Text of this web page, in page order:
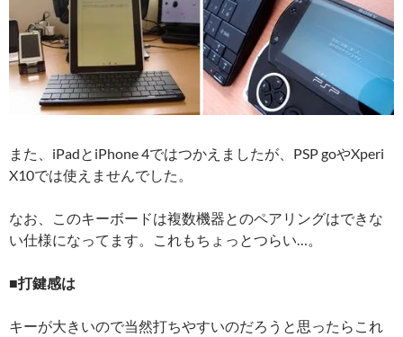
また、iPadとiPhone 4ではつかえましたが、PSP goやXperi
X10では使えませんでした。
なお、このキーボードは複数機器とのペアリングはできな
い仕様になってます。これもちょっとつらい…。
■打鍵感は
キーが大きいので当然打ちやすいのだろうと思ったらこれ